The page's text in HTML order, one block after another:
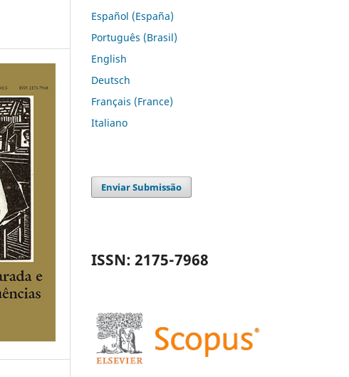
Español (España)
Português (Brasil)
English
Deutsch
Français (France)
Italiano
Enviar Submissão
ISSN: 2175-7968